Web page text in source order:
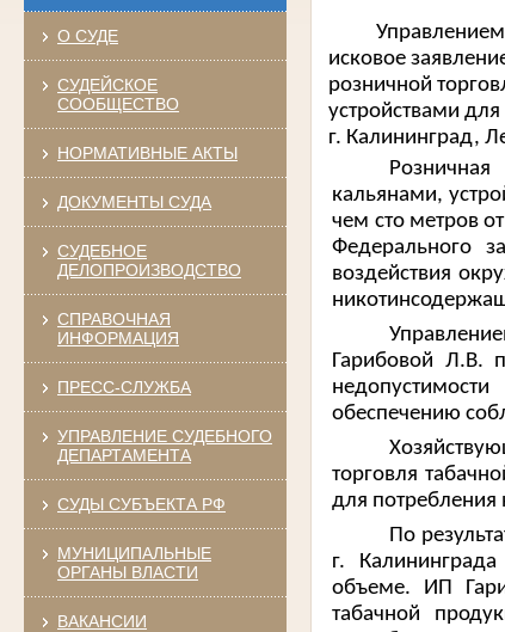
О СУДЕ
СУДЕЙСКОЕ
СООБЩЕСТВО
НОРМАТИВНЫЕ АКТЫ
ДОКУМЕНТЫ СУДА
СУДЕБНОЕ
ДЕЛОПРОИЗВОДСТВО
СПРАВОЧНАЯ
ИНФОРМАЦИЯ
ПРЕСС-СЛУЖБА
УПРАВЛЕНИЕ СУДЕБНОГО
ДЕПАРТАМЕНТА
СУДЫ СУБЪЕКТА РФ
МУНИЦИПАЛЬНЫЕ
ОРГАНЫ ВЛАСТИ
ВАКАНСИИ
Управлением
исковое
розничной
устройствами
г. Калининград,
Р
кальянами,
чем сто метров
Федерального
воздействия
Гарибовой Л.В.
обеспечению
торговля
для потребления
По
г.
объеме. ИП
табачной